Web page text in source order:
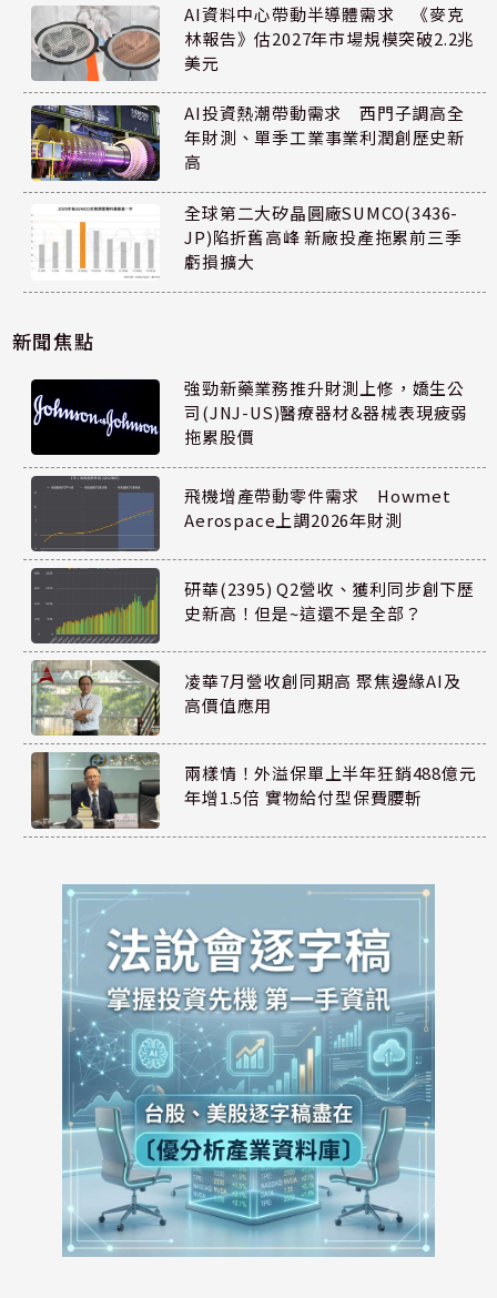
AI資料中心帶動半導體需求 《麥克
林報告》估2027年市場規模突破2.2兆
美元
AI投資熱潮帶動需求 西門子調高全
年財測、單季工業事業利潤創歷史新
高
全球第二大矽晶圓廠SUMCO(3436-
JP)陷折舊高峰 新廠投產拖累前三季
虧損擴大
新聞焦點
強勁新藥業務推升財測上修，嬌生公
司(JNJ-US)醫療器材&器械表現疲弱
拖累股價
飛機增產帶動零件需求 Howmet
Aerospace上調2026年財測
研華(2395) Q2營收、獲利同步創下歷
史新高！但是~這還不是全部？
凌華7月營收創同期高 聚焦邊緣AI及
高價值應用
兩樣情！外溢保單上半年狂銷488億元
年增1.5倍 實物給付型保費腰斬